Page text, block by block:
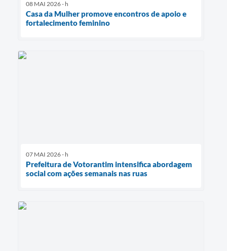
08 MAI 2026 - h
Casa da Mulher promove encontros de apoio e
fortalecimento feminino
07 MAI 2026 - h
Prefeitura de Votorantim intensifica abordagem
social com ações semanais nas ruas